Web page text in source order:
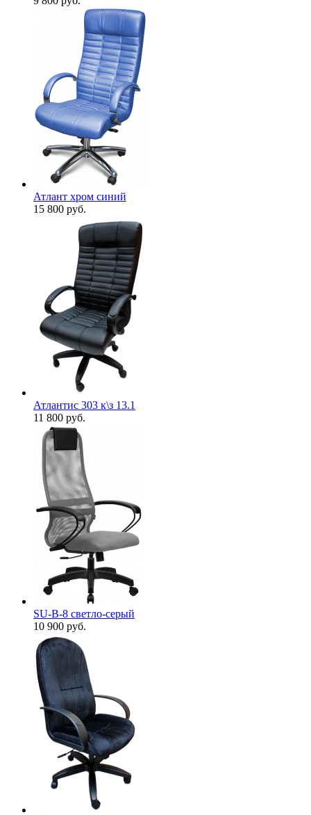
Атлант хром синий
15 800 руб.
Атлантис 303 к\з 13.1
11 800 руб.
SU-B-8 светло-серый
10 900 руб.